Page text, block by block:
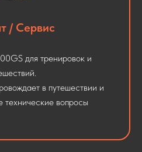
/ Сервис
для тренировок и
в путешествии и
вопросы